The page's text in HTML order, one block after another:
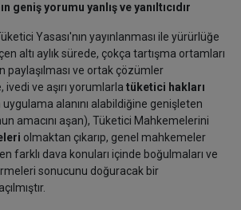
yorumu yanlış ve yanıltıcıdır
Yasası'nın yayınlanması ile yürürlüğe
altı aylık sürede, çokça tartışma ortamları
paylaşılması ve ortak çözümler
ivedi ve aşırı yorumlarla tüketici hakları
uygulama alanını alabildiğine genişleten
amacını aşan), Tüketici Mahkemelerini
olmaktan çıkarıp, genel mahkemeler
farklı dava konuları içinde boğulmaları ve
sonucunu doğuracak bir